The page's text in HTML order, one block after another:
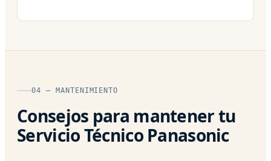
04 — MANTENIMIENTO
Consejos para mantener tu
Servicio Técnico Panasonic